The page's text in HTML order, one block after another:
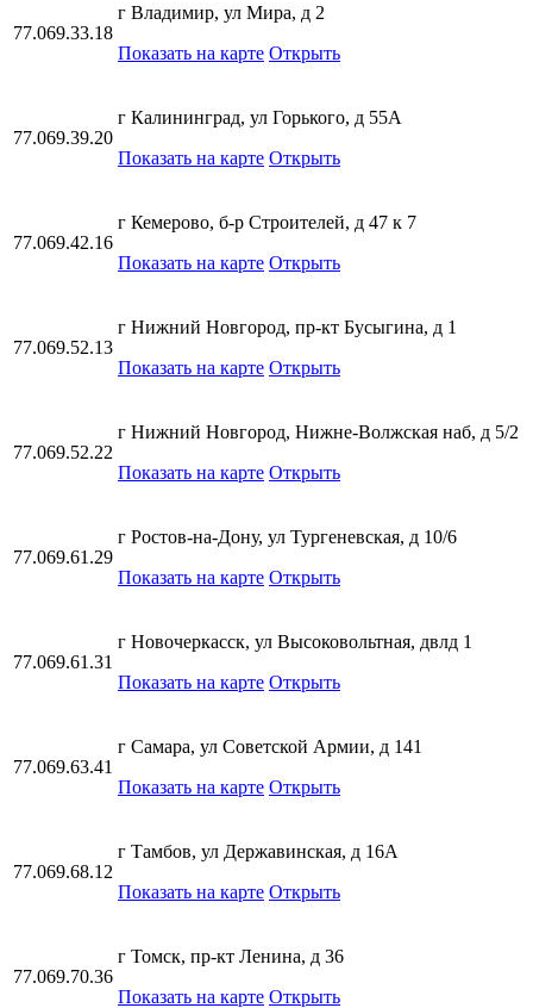
77.069.33.18
г Владимир, ул Мира, д 2
Показать на карте Открыть
77.069.39.20
г Калининград, ул Горького, д 55А
Показать на карте Открыть
77.069.42.16
г Кемерово, б-р Строителей, д 47 к 7
Показать на карте Открыть
77.069.52.13
г Нижний Новгород, пр-кт Бусыгина, д 1
Показать на карте Открыть
77.069.52.22
г Нижний Новгород, Нижне-Волжская наб, д 5/2
Показать на карте Открыть
77.069.61.29
г Ростов-на-Дону, ул Тургеневская, д 10/6
Показать на карте Открыть
77.069.61.31
г Новочеркасск, ул Высоковольтная, двлд 1
Показать на карте Открыть
77.069.63.41
г Самара, ул Советской Армии, д 141
Показать на карте Открыть
77.069.68.12
г Тамбов, ул Державинская, д 16А
Показать на карте Открыть
77.069.70.36
г Томск, пр-кт Ленина, д 36
Показать на карте Открыть